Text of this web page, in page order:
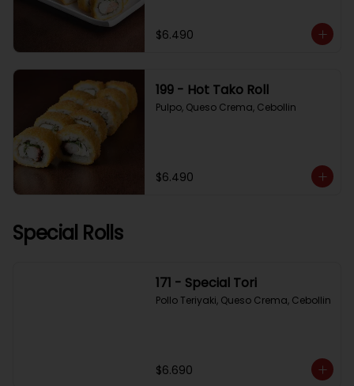
$6.490
199 - Hot Tako Roll
Pulpo, Queso Crema, Cebollin
$6.490
Special Rolls
171 - Special Tori
Pollo Teriyaki, Queso Crema, Cebollin
$6.690